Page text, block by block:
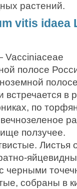
растений.
vitis idaea
Vacciniaceae
полосе
встречается в
по
ползучее.
Листья
черными
собраны в